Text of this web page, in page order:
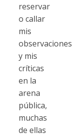
reservar
o callar
mis
observaciones
y mis
críticas
en la
arena
pública,
muchas
de ellas